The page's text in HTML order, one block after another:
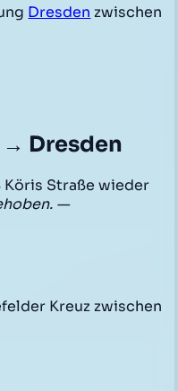
Dresden zwischen
Dresden
Köris Straße wieder
—
Kreuz zwischen